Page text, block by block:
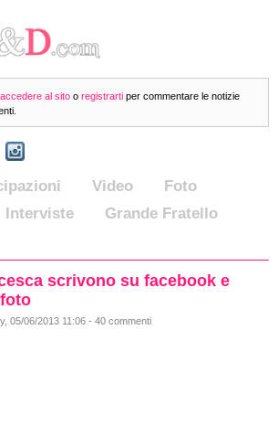
accedere al sito o registrarti per commentare le notizie
Video
Foto
Interviste
Grande Fratello
scrivono su facebook e
05/06/2013 11:06 - 40 commenti